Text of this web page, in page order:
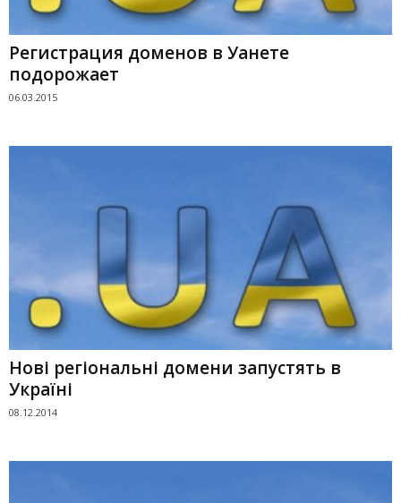
Регистрация доменов в Уанете
подорожает
06.03.2015
Нові регіональні домени запустять в
Україні
08.12.2014